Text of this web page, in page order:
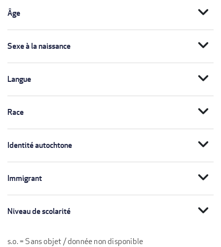
Âge expand_more
Sexe à la naissance expand_more
Langue expand_more
Race expand_more
Identité autochtone expand_more
Immigrant expand_more
Niveau de scolarité expand_more
s.o. = Sans objet / donnée non disponible